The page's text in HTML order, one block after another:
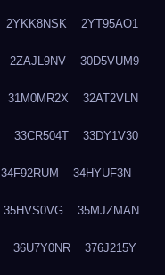
2YKK8NSK 2YT95AO1
2ZAJL9NV 30D5VUM9
31M0MR2X 32AT2VLN
33CR504T 33DY1V30
34F92RUM 34HYUF3N
35HVS0VG 35MJZMAN
36U7Y0NR 376J215Y